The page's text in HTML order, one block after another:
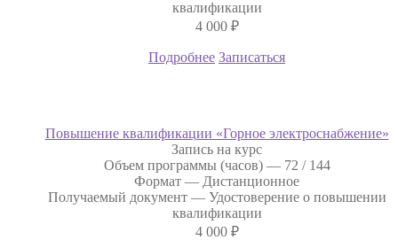
квалификации
4 000 ₽
Подробнее Записаться
Повышение квалификации «Горное электроснабжение»
Запись на курс
Объем программы (часов) — 72 / 144
Формат — Дистанционное
Получаемый документ — Удостоверение о повышении
квалификации
4 000 ₽